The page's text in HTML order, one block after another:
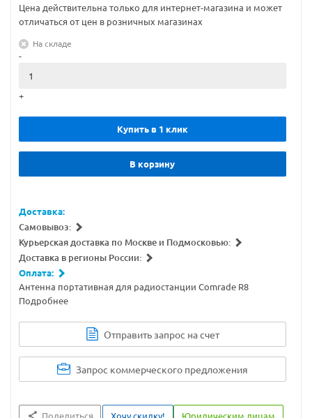
Цена действительна только для интернет-магазина и может
отличаться от цен в розничных магазинах
На складе
-
+
Купить в 1 клик
В корзину
Доставка:
Самовывоз:
Курьерская доставка по Москве и Подмосковью:
Доставка в регионы России:
Оплата:
Антенна портативная для радиостанции Comrade R8
Подробнее
Отправить запрос на счет
Запрос коммерческого предложения
Поделиться Хочу скидку! Юридическим лицам